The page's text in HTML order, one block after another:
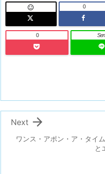
 0
0
ワンス・アポン・ア・タイ
と

Next